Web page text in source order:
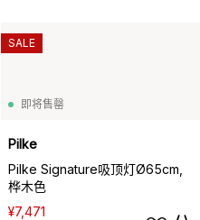
即将售罄
Pilke
Pilke Signature吸顶灯Ø65cm,
桦木色
¥7,471
SALE